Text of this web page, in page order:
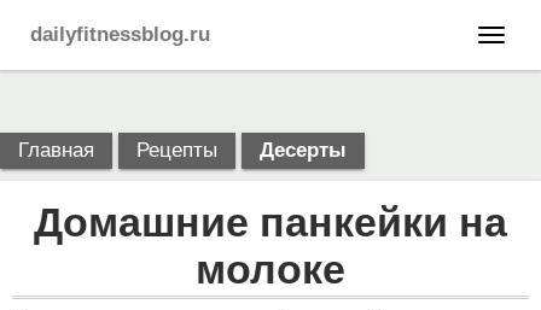
dailyfitnessblog.ru
Главная Рецепты Десерты
Домашние панкейки на
молоке